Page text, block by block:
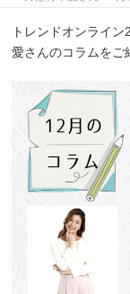
トレンドオンライ
愛さんのコラムをご